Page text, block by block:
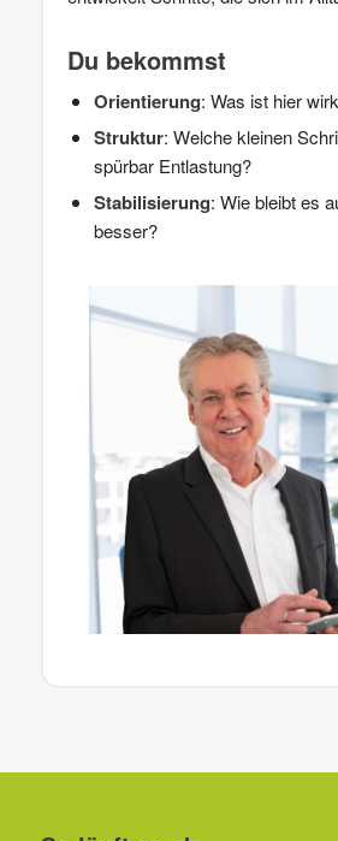
Du bekommst
Orientierung: Was ist hier
Struktur: Welche kleinen
spürbar Entlastung?
Stabilisierung: Wie bleibt es
besser?